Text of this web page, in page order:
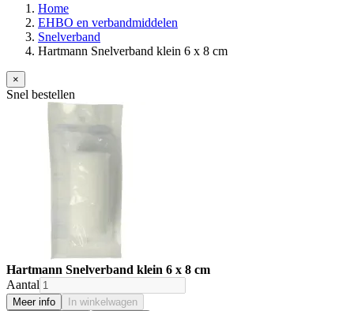
Home
EHBO en verbandmiddelen
Snelverband
Hartmann Snelverband klein 6 x 8 cm
×
Snel bestellen
Hartmann Snelverband klein 6 x 8 cm
Aantal
Meer info
In winkelwagen